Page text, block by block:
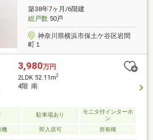
三越前」駅 徒歩7分・JR山手線「東京」
築38年7ヶ月/6階建
総戸数50戸
神奈川県横浜市保土ケ谷区岩間
町１
3,980万円
2LDK 52.11m2
4階 南
駐車場あり
モニタ付インターホ
ン
機
即入居可 所有権